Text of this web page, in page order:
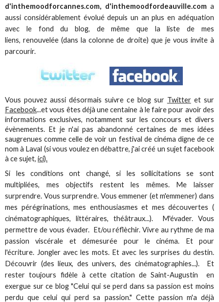
d'inthemoodforcannes.com, d'inthemoodfordeauville.coma
aussi considérablement évolué depuis un an plus en adéquation
avec le fond du blog, de même que la liste de mes
liens, renouvelée (dans la colonne de droite) que je vous invite à
parcourir.
Vous pouvez aussi désormais suivre ce blog sur Twitteret sur
Facebook...et vous êtes déjà une centaine à le faire pour avoir des
informations exclusives, notamment sur les concours et divers
évènements. Et je n'ai pas abandonné certaines de mes idées
saugrenues comme celle de voir un festival de cinéma digne de ce
nom à Laval (si vous voulez en débattre, j'ai créé un sujet facebook
à ce sujet,ici).
Si les conditions ont changé, si les sollicitations se sont
multipliées, mes objectifs restent les mêmes. Me laisser
surprendre. Vous surprendre. Vous emmener (et m'emmener) dans
mes pérégrinations, mes enthousiasmes et mes découvertes (
cinématographiques, littéraires, théâtraux...). M'évader. Vous
permettre de vous évader. Et/ou réflèchir. Vivre au rythme de ma
passion viscérale et démesurée pour le cinéma. Et pour
l'écriture. Jongler avec les mots. Et avec les surprises du destin.
Découvrir (des lieux, des univers, des cinématographies...). Et
rester toujours fidèle à cette citation de Saint-Augustin en
exergue sur ce blog "Celui qui se perd dans sa passion est moins
perdu que celui qui perd sa passion." Cette passion m'a déjà